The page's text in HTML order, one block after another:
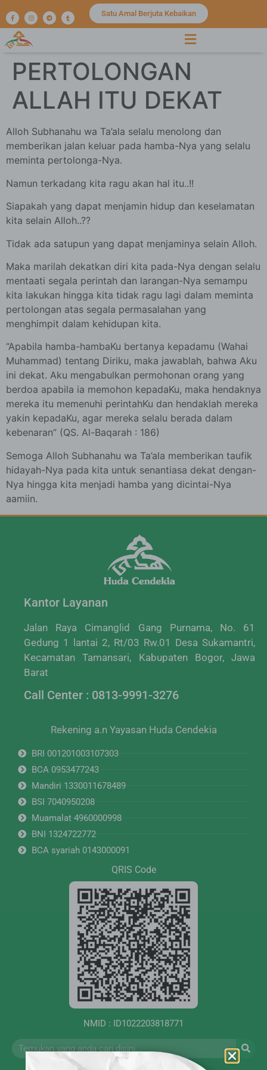
Satu Amal Berjuta Kebaikan
PERTOLONGAN
ALLAH ITU DEKAT
Alloh Subhanahu wa Ta’ala selalu menolong dan
memberikan jalan keluar pada hamba-Nya yang selalu
meminta pertolonga-Nya.
Namun terkadang kita ragu akan hal itu..!!
Siapakah yang dapat menjamin hidup dan keselamatan
kita selain Alloh..??
Tidak ada satupun yang dapat menjaminya selain Alloh.
Maka marilah dekatkan diri kita pada-Nya dengan selalu
mentaati segala perintah dan larangan-Nya semampu
kita lakukan hingga kita tidak ragu lagi dalam meminta
pertolongan atas segala permasalahan yang
menghimpit dalam kehidupan kita.
“Apabila hamba-hambaKu bertanya kepadamu (Wahai
Muhammad) tentang Diriku, maka jawablah, bahwa Aku
ini dekat. Aku mengabulkan permohonan orang yang
berdoa apabila ia memohon kepadaKu, maka hendaknya
mereka itu memenuhi perintahKu dan hendaklah mereka
yakin kepadaKu, agar mereka selalu berada dalam
kebenaran” (QS. Al-Baqarah : 186)
Semoga Alloh Subhanahu wa Ta’ala memberikan taufik
hidayah-Nya pada kita untuk senantiasa dekat dengan-
Nya hingga kita menjadi hamba yang dicintai-Nya
aamiin.
Kantor Layanan
Jalan Raya Cimanglid Gang Purnama, No. 61
Gedung 1 lantai 2, Rt/03 Rw.01 Desa Sukamantri,
Kecamatan Tamansari, Kabupaten Bogor, Jawa
Barat
Call Center : 0813-9991-3276
Rekening a.n Yayasan Huda Cendekia
BRI 001201003107303
BCA 0953477243
Mandiri 1330011678489
BSI 7040950208
Muamalat 4960000998
BNI 1324722772
BCA syariah 0143000091
QRIS Code
NMID : ID1022203818771